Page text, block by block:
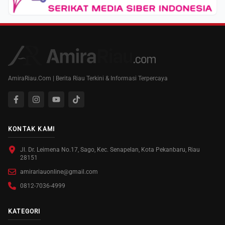
AmiraRiau.Com | Berita Riau Terkini & Informasi Terpercaya
KONTAK KAMI
Jl. Dr. Leimena No.17, Sago, Kec. Senapelan, Kota Pekanbaru, Riau
28151
amirariauonline@gmail.com
0812-7036-4999
KATEGORI